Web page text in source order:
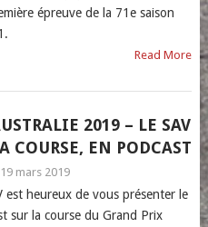
épreuve de la 71e saison
Read More
2019 – LE SAV
COURSE, EN PODCAST
19 mars 2019
est heureux de vous présenter le
sur la course du Grand Prix